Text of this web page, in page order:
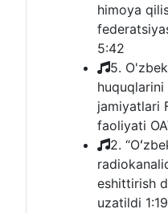
himoya
5:42
5.
jamiyatlari
faoliyati
2.
eshittirish
uzatildi 1:19